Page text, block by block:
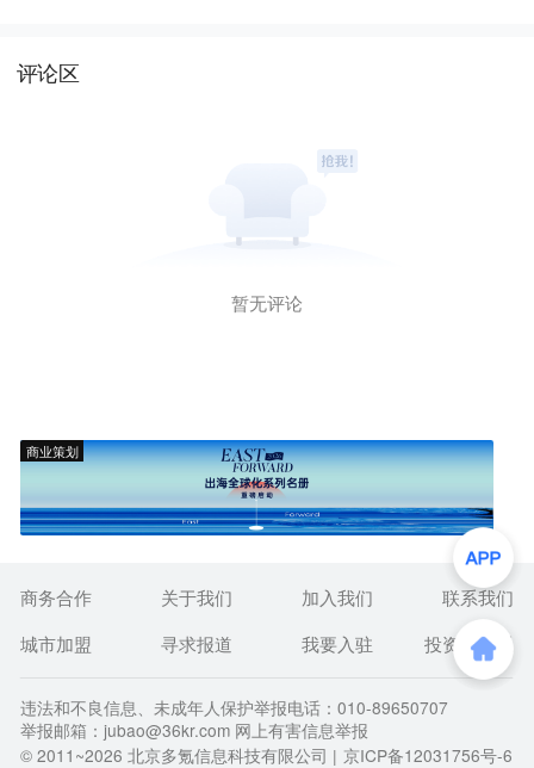
评论区
暂无评论
商业策划
商务合作 关于我们 加入我们
联系我们
城市加盟
寻求报道 我要入驻 投资者关系
违法和不良信息、未成年人保护举报电话：010-89650707
举报邮箱：jubao@36kr.com 网上有害信息举报
© 2011~2026 北京多氪信息科技有限公司 | 京ICP备12031756号-6